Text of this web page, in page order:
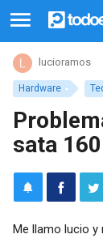
Hardware
lucioramos
sata
Me llamo lucio